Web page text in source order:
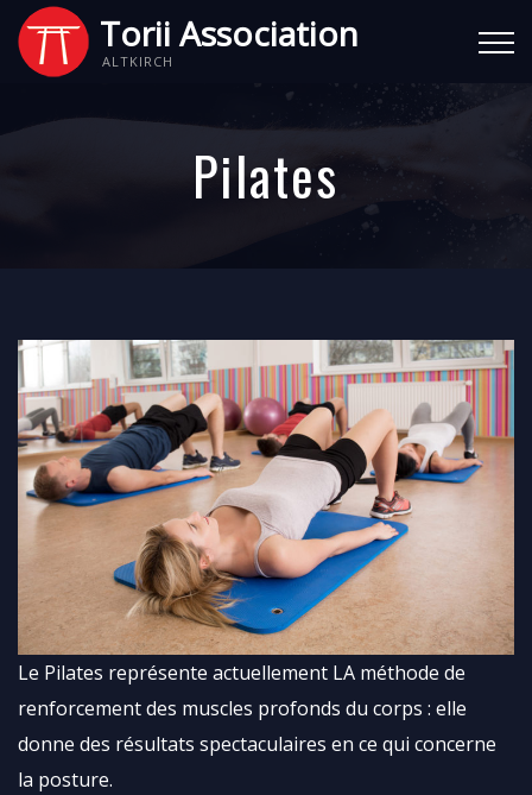
Torii Association
ALTKIRCH
Pilates
Le Pilates représente actuellement LA méthode de
renforcement des muscles profonds du corps : elle
donne des résultats spectaculaires en ce qui concerne
la posture.